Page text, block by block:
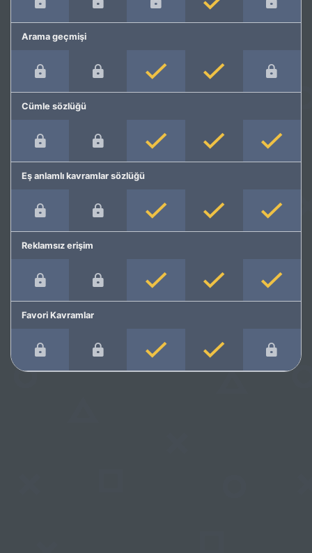
Arama geçmişi
Cümle sözlüğü
Eş anlamlı kavramlar sözlüğü
Reklamsız erişim
Favori Kavramlar